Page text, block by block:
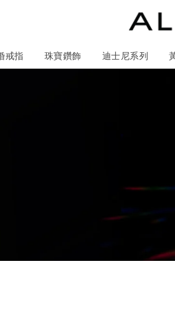
戒指 珠寶鑽飾 迪士尼系列
靈動曲線
迪士尼系列鑽戒 ROSÉ My Love
ALL 結婚戒指 Nature
時尚項鍊
ALL 珠寶鑽飾 CareBears 系
冰雪奇緣系列
ALL
黃金耳環
ALL 黃金